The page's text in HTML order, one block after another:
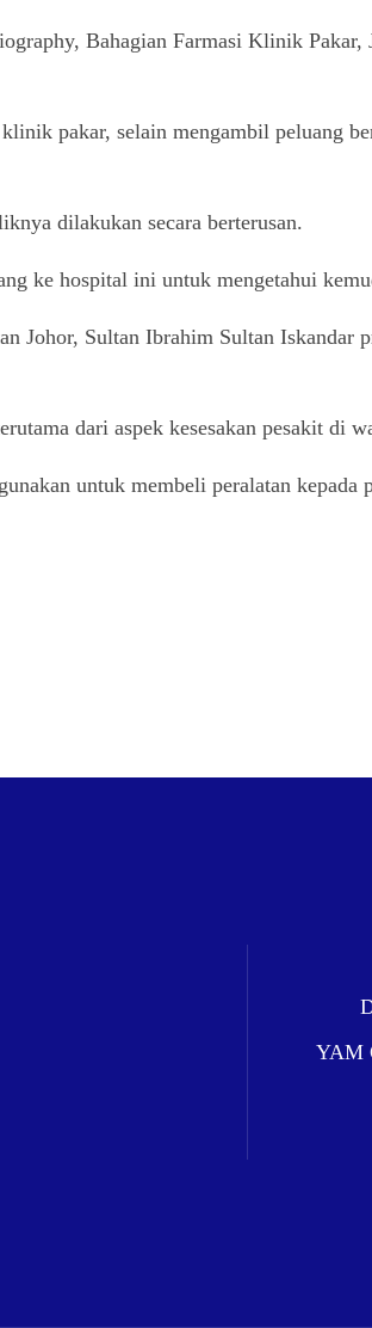
Bahagian Farmasi Klinik Pakar,
pakar, selain mengambil peluang
dilakukan secara berterusan.
ke hospital ini untuk mengetahui
Johor, Sultan Ibrahim Sultan Iskandar
dari aspek kesesakan pesakit di
untuk membeli peralatan kepada
YAM